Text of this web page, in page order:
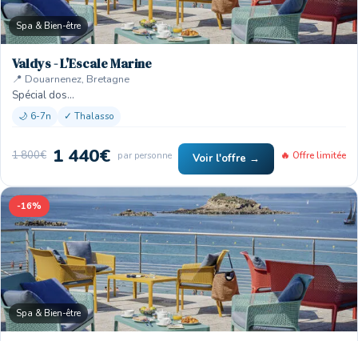
Spa & Bien-être
Valdys - L'Escale Marine
📍 Douarnenez, Bretagne
Spécial dos…
🌙 6-7n ✓ Thalasso
1 800€ 1 440€ par personne Voir l'offre → 🔥 Offre limitée
-16%
Spa & Bien-être